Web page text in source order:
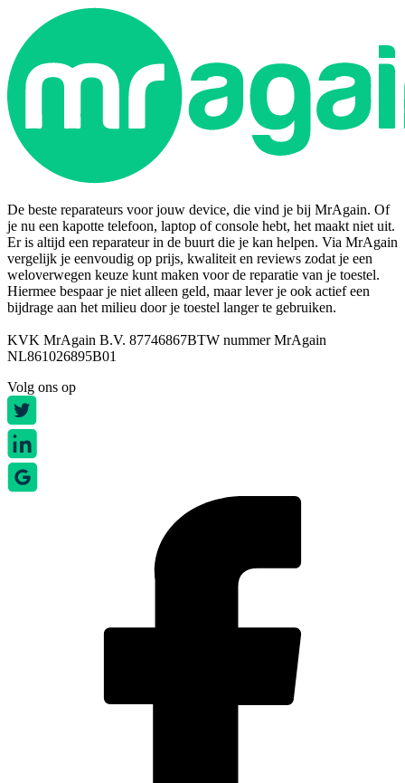
De beste reparateurs voor jouw device, die vind je bij MrAgain. Of
je nu een kapotte telefoon, laptop of console hebt, het maakt niet uit.
Er is altijd een reparateur in de buurt die je kan helpen. Via MrAgain
vergelijk je eenvoudig op prijs, kwaliteit en reviews zodat je een
weloverwegen keuze kunt maken voor de reparatie van je toestel.
Hiermee bespaar je niet alleen geld, maar lever je ook actief een
bijdrage aan het milieu door je toestel langer te gebruiken.
KVK MrAgain B.V. 87746867BTW nummer MrAgain
NL861026895B01
Volg ons op